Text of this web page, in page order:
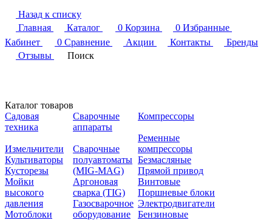
Назад к списку
Главная
Каталог 0 Корзина 0 Избранные
Кабинет
0 Сравнение Акции Контакты
Бренды
Отзывы
Поиск
Каталог товаров
Садовая
техника
Измельчители
Культиваторы
Кусторезы
Мойки
высокого
давления
Мотоблоки
Сварочные
аппараты
Сварочные
полуавтоматы
(MIG-MAG)
Аргоновая
сварка (TIG)
Газосварочное
оборудование
Компрессоры
Ременные
компрессоры
Безмасляные
Прямой привод
Винтовые
Поршневые блоки
Электродвигатели
Бензиновые